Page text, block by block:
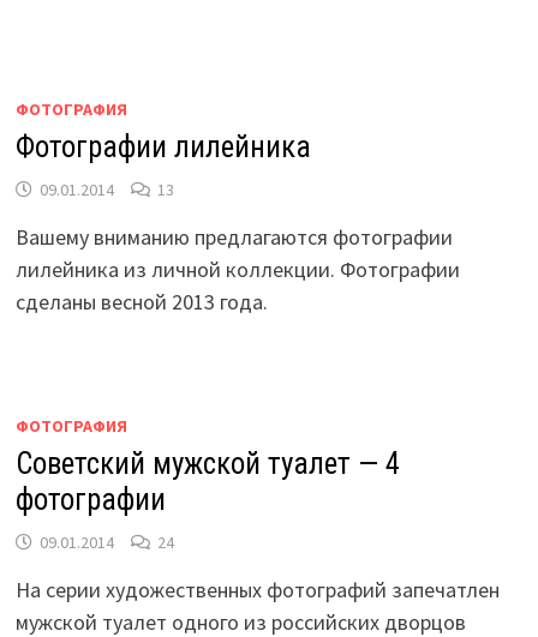
ФОТОГРАФИЯ
Фотографии лилейника
09.01.2014 13
Вашему вниманию предлагаются фотографии
лилейника из личной коллекции. Фотографии
сделаны весной 2013 года.
ФОТОГРАФИЯ
Советский мужской туалет — 4
фотографии
09.01.2014 24
На серии художественных фотографий запечатлен
мужской туалет одного из российских дворцов